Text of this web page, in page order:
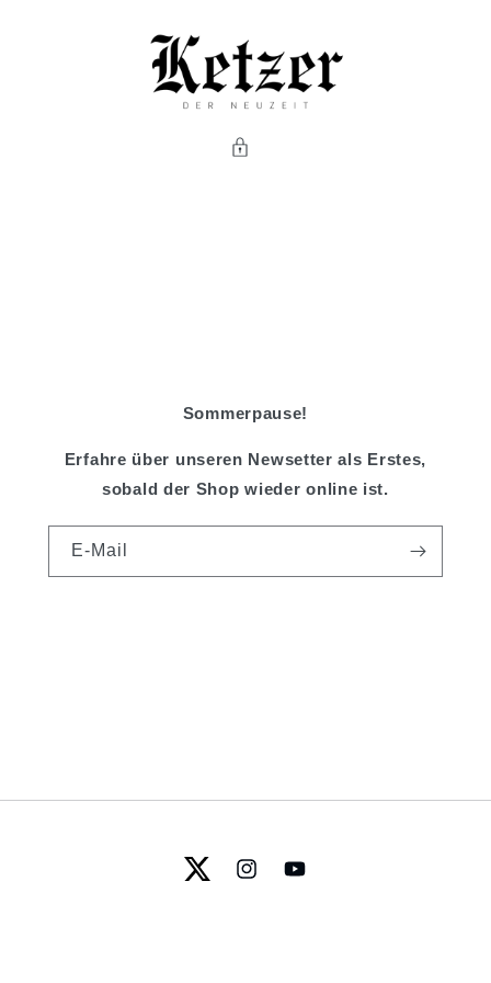
Sommerpause!
Erfahre über unseren Newsetter als Erstes,
sobald der Shop wieder online ist.
E-Mail
Twitter InstagramYouTube